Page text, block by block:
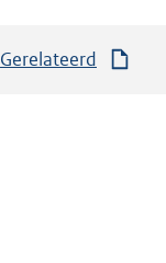
Gerelateerd